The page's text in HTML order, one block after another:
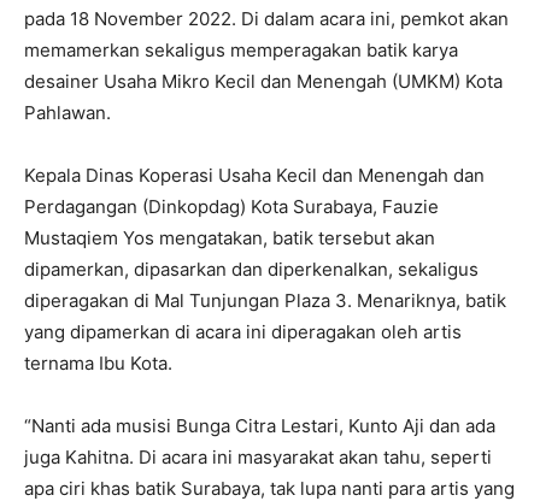
pada 18 November 2022. Di dalam acara ini, pemkot akan
memamerkan sekaligus memperagakan batik karya
desainer Usaha Mikro Kecil dan Menengah (UMKM) Kota
Pahlawan.
Kepala Dinas Koperasi Usaha Kecil dan Menengah dan
Perdagangan (Dinkopdag) Kota Surabaya, Fauzie
Mustaqiem Yos mengatakan, batik tersebut akan
dipamerkan, dipasarkan dan diperkenalkan, sekaligus
diperagakan di Mal Tunjungan Plaza 3. Menariknya, batik
yang dipamerkan di acara ini diperagakan oleh artis
ternama Ibu Kota.
“Nanti ada musisi Bunga Citra Lestari, Kunto Aji dan ada
juga Kahitna. Di acara ini masyarakat akan tahu, seperti
apa ciri khas batik Surabaya, tak lupa nanti para artis yang